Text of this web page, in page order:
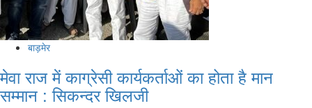
बाड़मेर
मेवा राज में काग्रेसी कार्यकर्ताओं का होता है मान
सम्मान : सिकन्दर खिलजी